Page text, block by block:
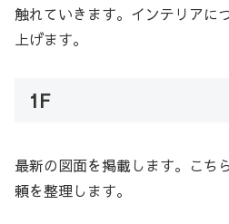
触れていきます。インテリアに
上げます。
1F
最新の図面を掲載します。こち
頼を整理します。